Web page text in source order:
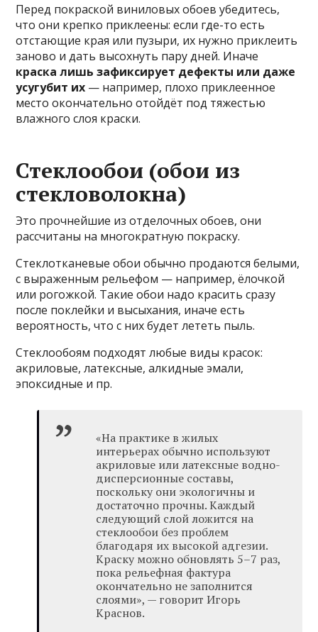
Перед покраской виниловых обоев убедитесь,
что они крепко приклеены: если где-то есть
отстающие края или пузыри, их нужно приклеить
заново и дать высохнуть пару дней. Иначе
краска лишь зафиксирует дефекты или даже
усугубит их — например, плохо приклеенное
место окончательно отойдёт под тяжестью
влажного слоя краски.
Стеклообои (обои из
стекловолокна)
Это прочнейшие из отделочных обоев, они
рассчитаны на многократную покраску.
Стеклотканевые обои обычно продаются белыми,
с выраженным рельефом — например, ёлочкой
или рогожкой. Такие обои надо красить сразу
после поклейки и высыхания, иначе есть
вероятность, что с них будет лететь пыль.
Стеклообоям подходят любые виды красок:
акриловые, латексные, алкидные эмали,
эпоксидные и пр.
«На практике в жилых
интерьерах обычно используют
акриловые или латексные водно-
дисперсионные составы,
поскольку они экологичны и
достаточно прочны. Каждый
следующий слой ложится на
стеклообои без проблем
благодаря их высокой адгезии.
Краску можно обновлять 5–7 раз,
пока рельефная фактура
окончательно не заполнится
слоями», — говорит Игорь
Краснов.